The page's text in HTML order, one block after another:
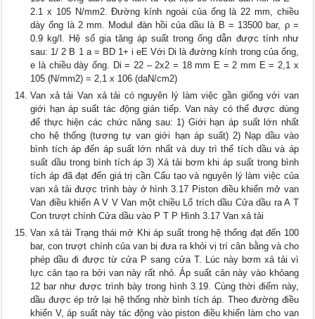
2.1 x 105 N/mm2. Đường kính ngoài của ống là 22 mm, chiều
dày ống là 2 mm. Modul đàn hồi của dầu là B = 13500 bar, ρ =
0.9 kg/l. Hệ số gia tăng áp suất trong ống dẫn được tính như
sau: 1/ 2 B 1 a = BD 1+ i eE Với Di là đường kính trong của ống,
e là chiều dày ống. Di = 22 – 2x2 = 18 mm E = 2 mm E = 2,1 x
105 (N/mm2) = 2,1 x 106 (daN/cm2)
Van xả tải Van xả tải có nguyên lý làm việc gần giống với van
giới hạn áp suất tác động gián tiếp. Van này có thể được dùng
để thực hiện các chức năng sau: 1) Giới hạn áp suất lớn nhất
cho hệ thống (tương tự van giới hạn áp suất) 2) Nạp dầu vào
bình tích áp đến áp suất lớn nhất và duy trì thể tích dầu và áp
suất dầu trong bình tích áp 3) Xả tải bơm khi áp suất trong bình
tích áp đã đạt đến giá trị cần Cấu tạo và nguyên lý làm việc của
van xả tải được trình bày ở hình 3.17 Piston điều khiển mở van
Van điều khiển A V V Van một chiều Lổ trích dầu Cửa dầu ra A T
Con trượt chính Cửa dầu vào P T P Hình 3.17 Van xả tải
Van xả tải Trạng thái mở Khi áp suất trong hệ thống đạt đến 100
bar, con trượt chính của van bị đưa ra khỏi vị trí cân bằng và cho
phép dầu đi được từ cửa P sang cửa T. Lúc này bơm xả tải vì
lực cản tạo ra bởi van này rất nhỏ. Áp suất cản này vào khỏang
12 bar như được trình bày trong hình 3.19. Cùng thời điểm này,
dầu được ép trở lại hệ thống nhờ bình tích áp. Theo đường điều
khiển V, áp suất này tác động vào piston điều khiển làm cho van